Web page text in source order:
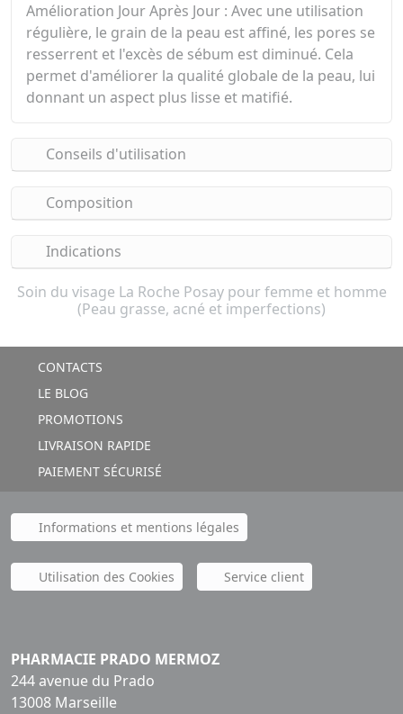
Amélioration Jour Après Jour : Avec une utilisation
régulière, le grain de la peau est affiné, les pores se
resserrent et l'excès de sébum est diminué. Cela
permet d'améliorer la qualité globale de la peau, lui
donnant un aspect plus lisse et matifié.
Conseils d'utilisation
Composition
Indications
Soin du visage La Roche Posay pour femme et homme
(Peau grasse, acné et imperfections)
CONTACTS
LE BLOG
PROMOTIONS
LIVRAISON RAPIDE
PAIEMENT SÉCURISÉ
Informations et mentions légales
Utilisation des Cookies Service client
PHARMACIE PRADO MERMOZ
244 avenue du Prado
13008 Marseille